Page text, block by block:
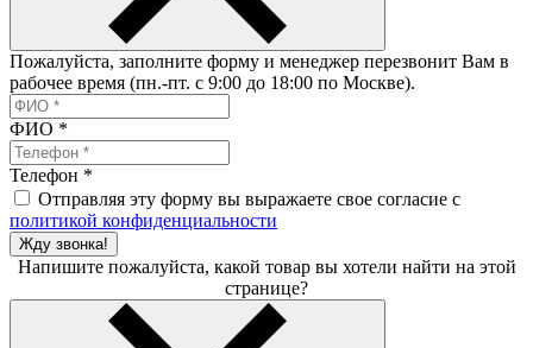
Пожалуйста, заполните форму и менеджер перезвонит Вам в
рабочее время (пн.-пт. с 9:00 до 18:00 по Москве).
ФИО *
Телефон *
Отправляя эту форму вы выражаете свое согласие с
политикой конфиденциальности
Жду звонка!
Напишите пожалуйста, какой товар вы хотели найти на этой
странице?